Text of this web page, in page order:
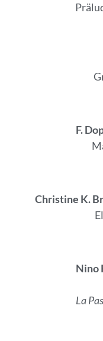
F.
Christine K.
Nino
La